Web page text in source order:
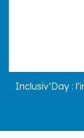
Inclusiv’Day :